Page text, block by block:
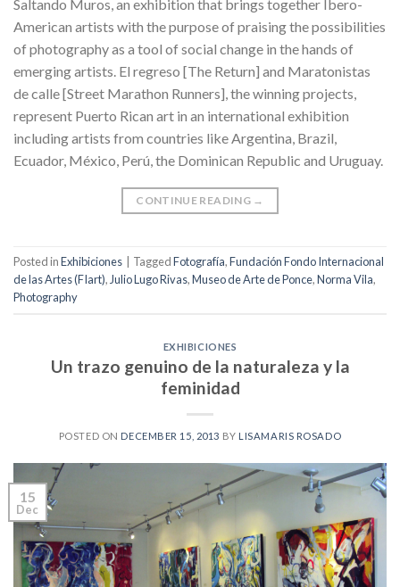
Saltando Muros, an exhibition that brings together Ibero-
American artists with the purpose of praising the possibilities
of photography as a tool of social change in the hands of
emerging artists. El regreso [The Return] and Maratonistas
de calle [Street Marathon Runners], the winning projects,
represent Puerto Rican art in an international exhibition
including artists from countries like Argentina, Brazil,
Ecuador, México, Perú, the Dominican Republic and Uruguay.
CONTINUE READING →
Posted inExhibiciones TaggedFotografía,Fundación Fondo Internacional
de las Artes (FIart), Julio Lugo Rivas,Museo de Arte de Ponce,Norma Vila,
Photography
EXHIBICIONES
Un trazo genuino de la naturaleza y la
feminidad
POSTED ON DECEMBER 15, 2013 BY LISAMARIS ROSADO
15
Dec